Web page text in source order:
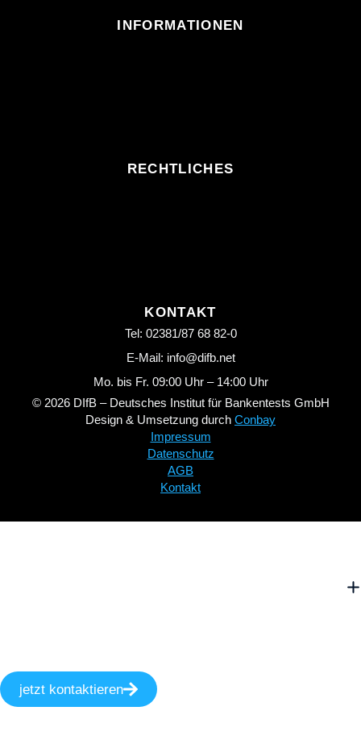
INFORMATIONEN
RECHTLICHES
KONTAKT
Tel: 02381/87 68 82-0
E-Mail: info@difb.net
Mo. bis Fr. 09:00 Uhr – 14:00 Uhr
© 2026 DIfB – Deutsches Institut für Bankentests GmbH
Design & Umsetzung durch Conbay
Impressum
Datenschutz
AGB
Kontakt
jetzt kontaktieren